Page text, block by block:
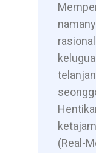
(Real-